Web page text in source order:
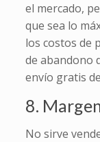
el mercado,
que sea lo
los costos de
de abandono
envío gratis
8.
No sirve